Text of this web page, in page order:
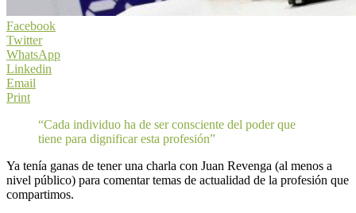
Facebook
Twitter
WhatsApp
Linkedin
Email
Print
“Cada individuo ha de ser consciente del poder que
tiene para dignificar esta profesión”
Ya tenía ganas de tener una charla con Juan Revenga (al menos a
nivel público) para comentar temas de actualidad de la profesión que
compartimos.